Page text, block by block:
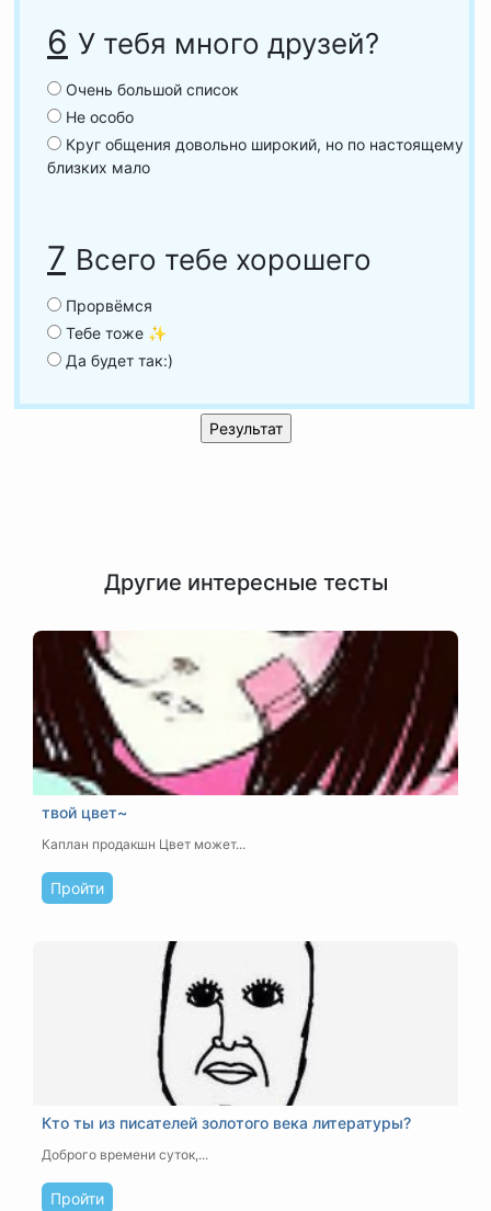
6 У тебя много друзей?
Очень большой список
Не особо
Круг общения довольно широкий, но по настоящему
близких мало
7 Всего тебе хорошего
Прорвёмся
Тебе тоже ✨
Да будет так:)
Другие интересные тесты
твой цвет~
Каплан продакшн Цвет может...
Пройти
Кто ты из писателей золотого века литературы?
Доброго времени суток,...
Пройти